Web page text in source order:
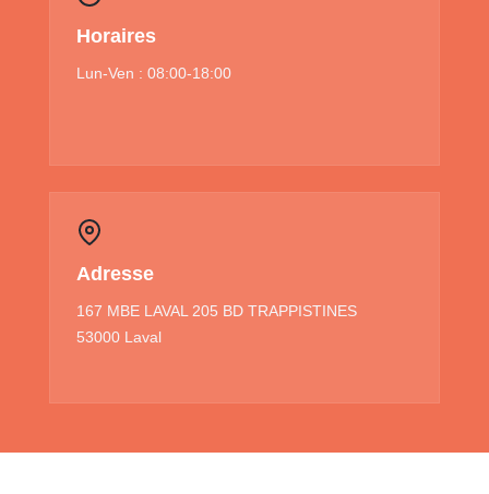
Horaires
Lun-Ven : 08:00-18:00
Adresse
167 MBE LAVAL 205 BD TRAPPISTINES
53000 Laval